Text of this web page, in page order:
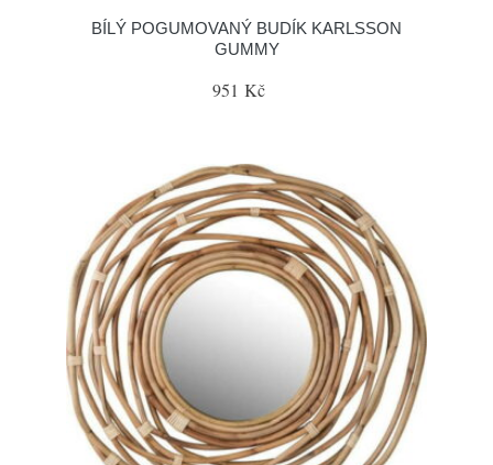
BÍLÝ POGUMOVANÝ BUDÍK KARLSSON
GUMMY
951 Kč